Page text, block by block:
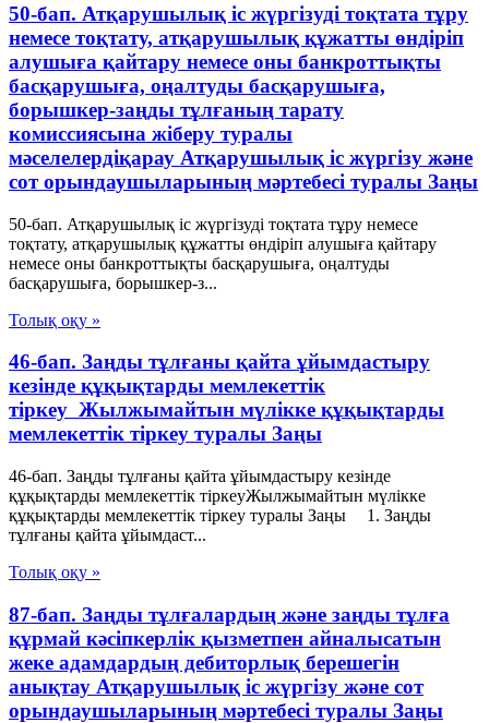
50-бап. Атқарушылық iс жүргiзудi тоқтата тұру
немесе тоқтату, атқарушылық құжатты өндiрiп
алушыға қайтару немесе оны банкроттықты
басқарушыға, оңалтуды басқарушыға,
борышкер-заңды тұлғаның тарату
комиссиясына жiберу туралы
мәселелердiқарау Атқарушылық iс жүргiзу және
сот орындаушыларының мәртебесi туралы Заңы
50-бап. Атқарушылық iс жүргiзудi тоқтата тұру немесе
тоқтату, атқарушылық құжатты өндiрiп алушыға қайтару
немесе оны банкроттықты басқарушыға, оңалтуды
басқарушыға, борышкер-з...
Толық оқу »
46-бап. Заңды тұлғаны қайта ұйымдастыру
кезінде құқықтарды мемлекеттік
тіркеу Жылжымайтын мүлікке құқықтарды
мемлекеттік тіркеу туралы Заңы
46-бап. Заңды тұлғаны қайта ұйымдастыру кезінде
құқықтарды мемлекеттік тіркеуЖылжымайтын мүлікке
құқықтарды мемлекеттік тіркеу туралы Заңы 1. Заңды
тұлғаны қайта ұйымдаст...
Толық оқу »
87-бап. Заңды тұлғалардың және заңды тұлға
құрмай кәсіпкерлік қызметпен айналысатын
жеке адамдардың дебиторлық берешегін
анықтау Атқарушылық iс жүргiзу және сот
орындаушыларының мәртебесi туралы Заңы